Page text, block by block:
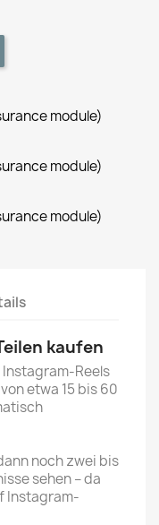
module)
module)
module)
kaufen
Reels
etwa 15 bis 60
noch zwei bis
sehen – da
Instagram-